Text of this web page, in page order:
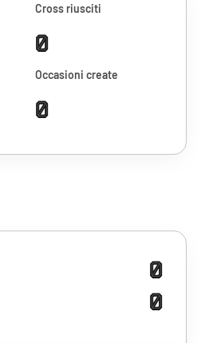
Cross riusciti
0
Occasioni create
0
0
0